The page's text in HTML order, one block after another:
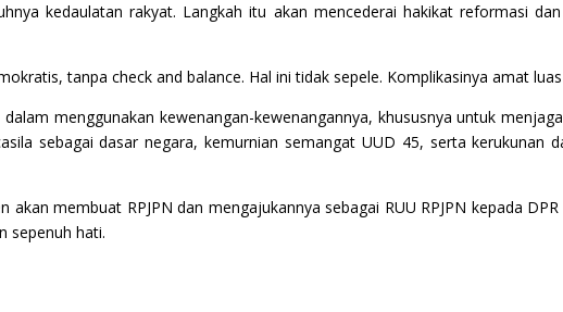
kedaulatan rakyat. Langkah itu akan mencederai hakikat reformasi
tanpa check and balance. Hal ini tidak sepele. Komplikasinya amat
menggunakan kewenangan-kewenangannya, khususnya untuk
sebagai dasar negara, kemurnian semangat UUD 45, serta kerukunan
akan membuat RPJPN dan mengajukannya sebagai RUU RPJPN kepada
sepenuh hati.